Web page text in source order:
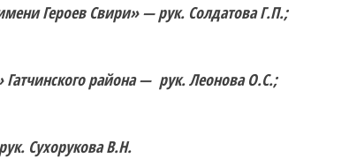
Героев Свири» — рук. Солдатова Г.П.;
района — рук. Леонова О.С.;
Сухорукова В.Н.